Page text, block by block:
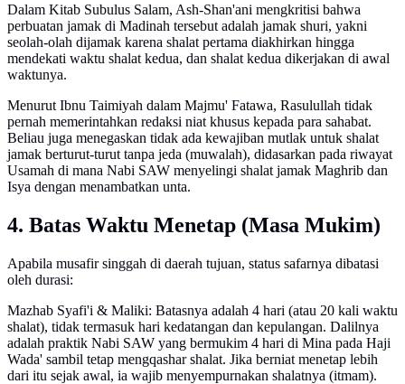
Dalam Kitab Subulus Salam, Ash-Shan'ani mengkritisi bahwa
perbuatan jamak di Madinah tersebut adalah jamak shuri, yakni
seolah-olah dijamak karena shalat pertama diakhirkan hingga
mendekati waktu shalat kedua, dan shalat kedua dikerjakan di awal
waktunya.
Menurut Ibnu Taimiyah dalam Majmu' Fatawa, Rasulullah tidak
pernah memerintahkan redaksi niat khusus kepada para sahabat.
Beliau juga menegaskan tidak ada kewajiban mutlak untuk shalat
jamak berturut-turut tanpa jeda (muwalah), didasarkan pada riwayat
Usamah di mana Nabi SAW menyelingi shalat jamak Maghrib dan
Isya dengan menambatkan unta.
4. Batas Waktu Menetap (Masa Mukim)
Apabila musafir singgah di daerah tujuan, status safarnya dibatasi
oleh durasi:
Mazhab Syafi'i & Maliki: Batasnya adalah 4 hari (atau 20 kali waktu
shalat), tidak termasuk hari kedatangan dan kepulangan. Dalilnya
adalah praktik Nabi SAW yang bermukim 4 hari di Mina pada Haji
Wada' sambil tetap mengqashar shalat. Jika berniat menetap lebih
dari itu sejak awal, ia wajib menyempurnakan shalatnya (itmam).